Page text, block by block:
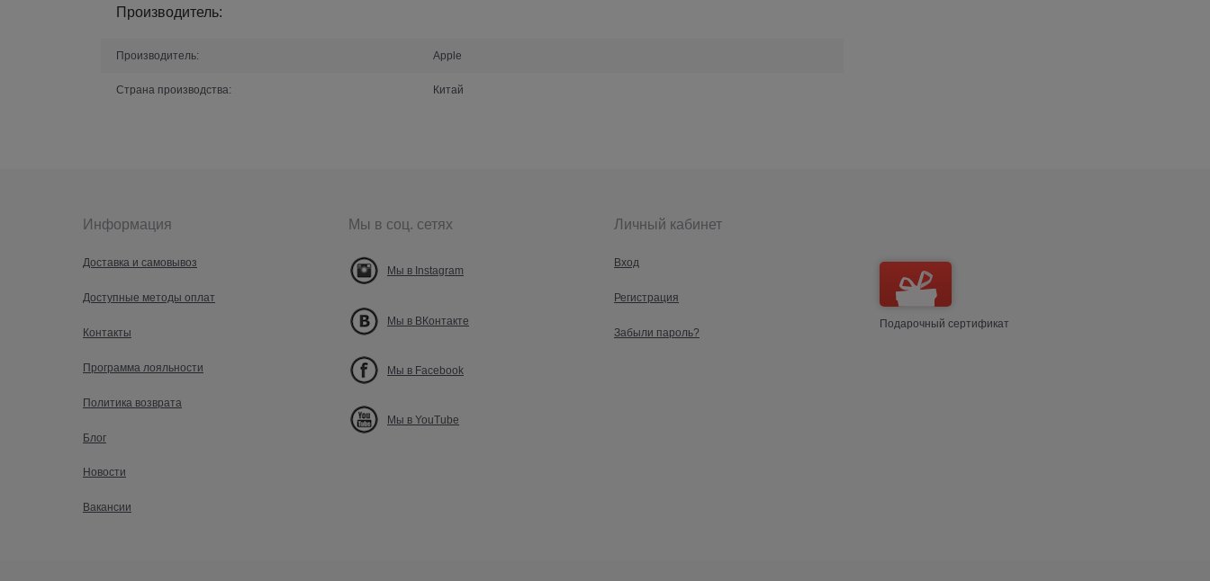
Производитель:
Производитель: Apple
Страна производства: Китай
Информация
Доставка и самовывоз
Доступные методы оплат
Контакты
Программа лояльности
Политика возврата
Блог
Новости
Вакансии
Мы в соц. сетях
Мы в Instagram
Мы в ВКонтакте
Мы в Facebook
Мы в YouTube
Личный кабинет
Вход
Регистрация
Забыли пароль?
Подарочный сертификат